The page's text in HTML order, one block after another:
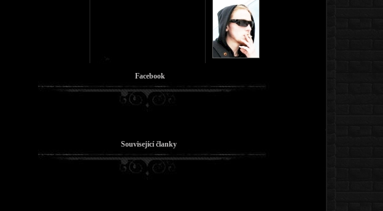
Facebook
Související članky